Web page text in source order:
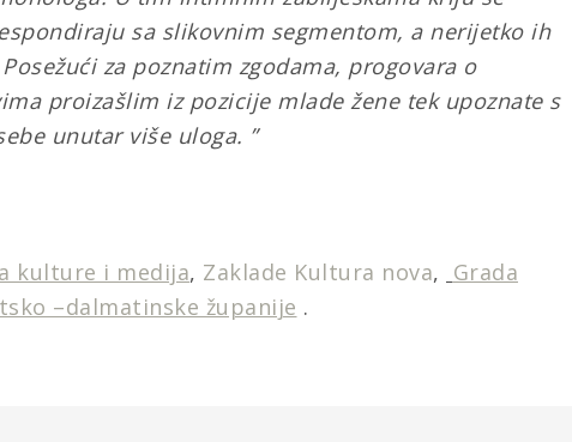
sa slikovnim segmentom, a nerijetko ih
za poznatim zgodama, progovara o
proizašlim iz pozicije mlade žene tek upoznate s
unutar više uloga. ”
kulture i medija, Zaklade Kultura nova, Grada
–dalmatinske županije .